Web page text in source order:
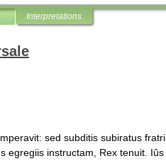
Interpretations
sed subditis subiratus fratri
egregiis instructam Rex tenuit Iûs